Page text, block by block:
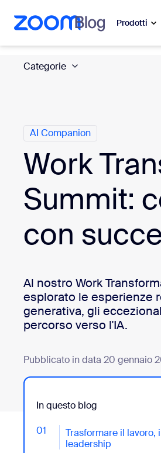
principale
di assistenza Prodotti
In evidenza
Servizi aziendali Zoom
Zoom CX
Zoom AI
Installa sul desktop
Download center
Contattaci
Categorie
AI Companion
Work
Summit:
con
Al nostro Work
esplorato le esperienze
generativa, gli
percorso verso l'IA.
Pubblicato in data 20 gennaio
In questo blog
01
Trasformare il lavoro,
leadership
- Jumplink to Trasformare il